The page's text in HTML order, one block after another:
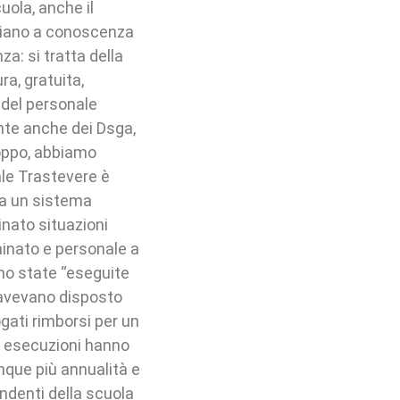
anche il
a conoscenza
si tratta della
gratuita,
personale
anche dei Dsga,
abbiamo
Trastevere è
un sistema
situazioni
e personale a
state “eseguite
disposto
rimborsi per un
hanno
più annualità e
della scuola